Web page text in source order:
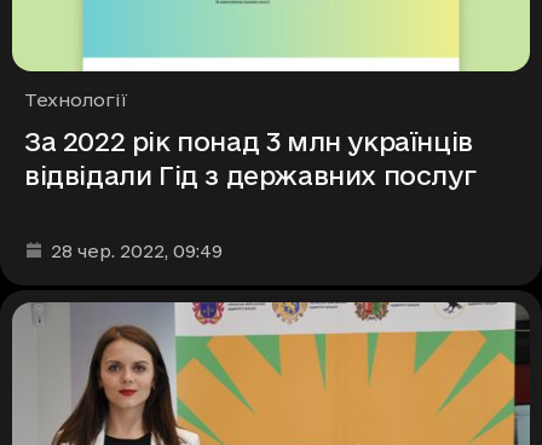
Рубрики
Технології
За 2022 рік понад 3 млн українців
відвідали Гід з державних послуг
Дата та час публікації
28 чер. 2022, 09:49